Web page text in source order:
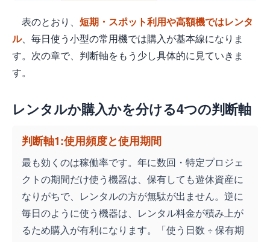
表のとおり、 短期・スポット利用や高額機ではレンタ
ル、毎日使う小型の常用機では購入が基本線になりま
す。次の章で、判断軸をもう少し具体的に見ていきま
す。
レンタルか購入かを分ける4つの判断軸
判断軸1:使用頻度と使用期間
最も効くのは稼働率です。年に数回・特定プロジェ
クトの期間だけ使う機器は、保有しても遊休資産に
なりがちで、レンタルの方が無駄が出ません。逆に
毎日のように使う機器は、レンタル料金が積み上が
るため購入が有利になります。「使う日数 ÷ 保有期